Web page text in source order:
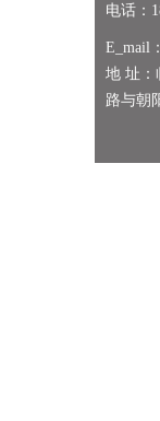
电话：
E_mail
地 址：
路与朝